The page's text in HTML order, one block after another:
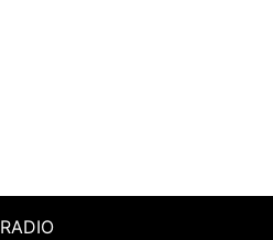
RADIO